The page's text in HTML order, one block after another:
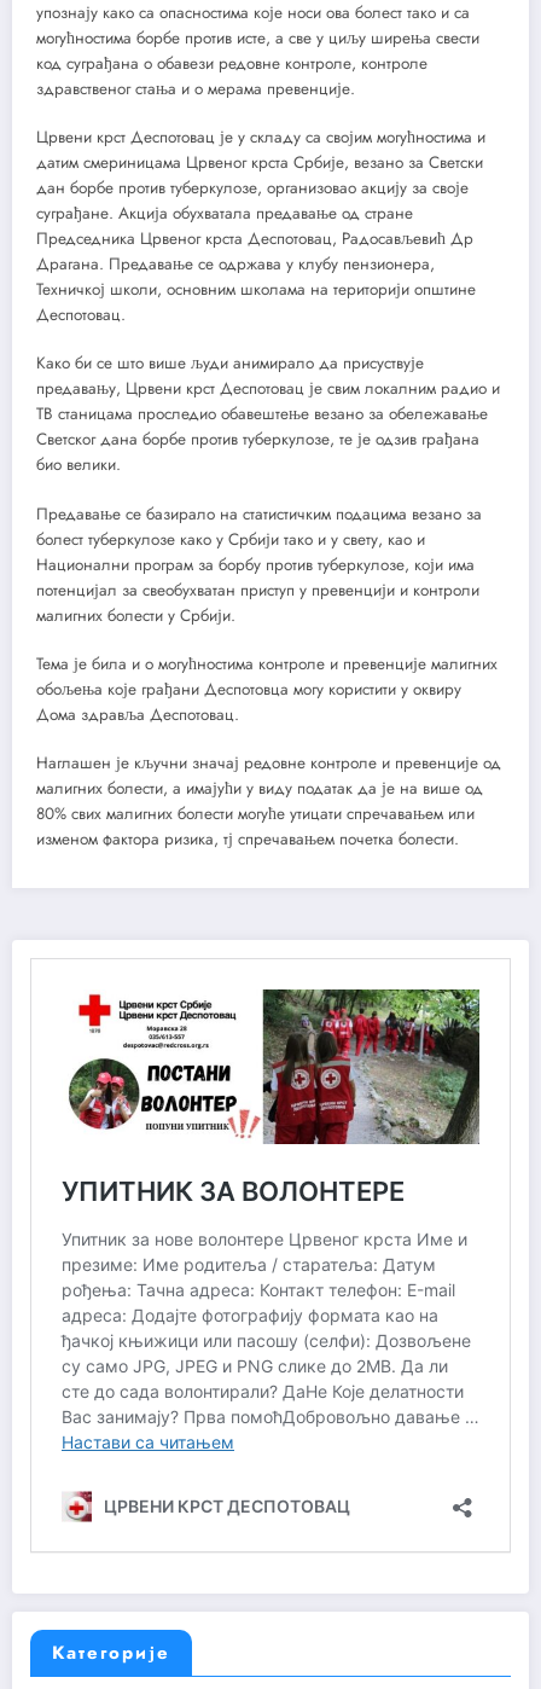
упознају како са опасностима које носи ова болест тако и са
могућностима борбе против исте, а све у циљу ширења свести
код суграђана о обавези редовне контроле, контроле
здравственог стања и о мерама превенције.
Црвени крст Деспотовац је у складу са својим могућностима и
датим смериницама Црвеног крста Србије, везано за Светски
дан борбе против туберкулозе, организовао акцију за своје
суграђане. Акција обухватала предавање од стране
Председника Црвеног крста Деспотовац, Радосављевић Др
Драгана. Предавање се одржава у клубу пензионера,
Техничкој школи, основним школама на територији општине
Деспотовац.
Како би се што више људи анимирало да присуствује
предавању, Црвени крст Деспотовац је свим локалним радио и
ТВ станицама проследио обавештење везано за обележавање
Светског дана борбе против туберкулозе, те је одзив грађана
био велики.
Предавање се базирало на статистичким подацима везано за
болест туберкулозе како у Србији тако и у свету, као и
Национални програм за борбу против туберкулозе, који има
потенцијал за свеобухватан приступ у превенцији и контроли
малигних болести у Србији.
Тема је била и о могућностима контроле и превенције малигних
обољења које грађани Деспотовца могу користити у оквиру
Дома здравља Деспотовац.
Наглашен је кључни значај редовне контроле и превенције од
малигних болести, а имајући у виду податак да је нa више од
80% свих малигних болести могуће утицати спречавањем или
изменом фактора ризика, тј спречавањем почетка болести.
Категорије